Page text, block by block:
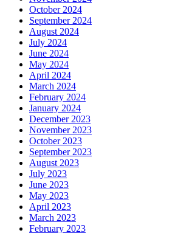
October 2024
September 2024
August 2024
July 2024
June 2024
May 2024
April 2024
March 2024
February 2024
January 2024
December 2023
November 2023
October 2023
September 2023
August 2023
July 2023
June 2023
May 2023
April 2023
March 2023
February 2023